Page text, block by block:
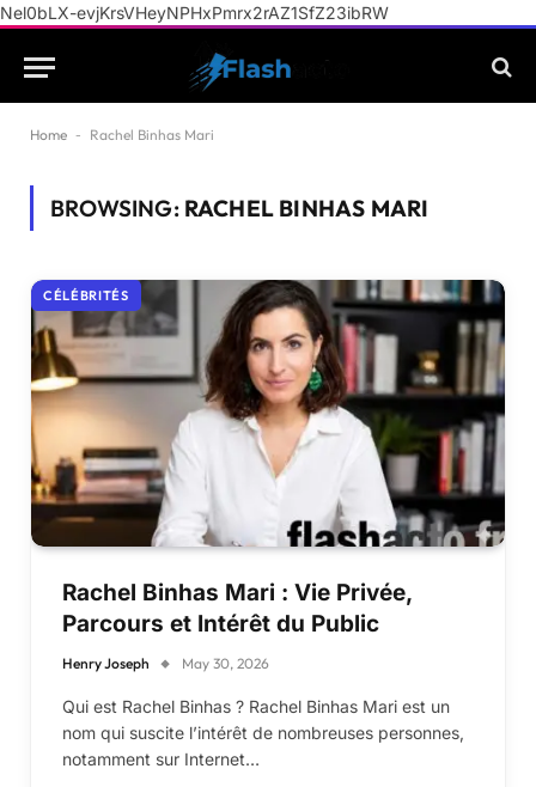
Nel0bLX-evjKrsVHeyNPHxPmrx2rAZ1SfZ23ibRW
Home - Rachel Binhas Mari
BROWSING: RACHEL BINHAS MARI
CÉLÉBRITÉS
Rachel Binhas Mari : Vie Privée,
Parcours et Intérêt du Public
Henry Joseph May 30, 2026
Qui est Rachel Binhas ? Rachel Binhas Mari est un
nom qui suscite l’intérêt de nombreuses personnes,
notamment sur Internet…